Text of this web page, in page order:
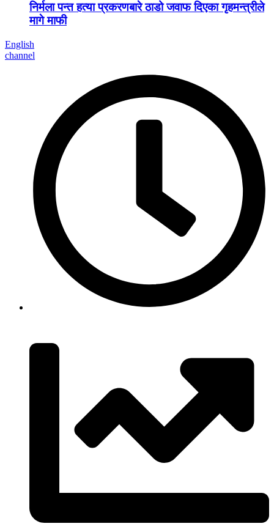
निर्मला पन्त हत्या प्रकरणबारे ठाडो जवाफ दिएका गृहमन्त्रीले
मागे माफी
English
channel